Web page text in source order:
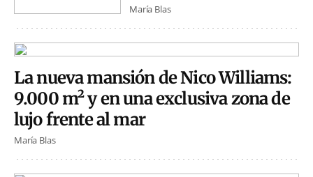
María Blas
La nueva mansión de Nico Williams:
9.000 m² y en una exclusiva zona de
lujo frente al mar
María Blas